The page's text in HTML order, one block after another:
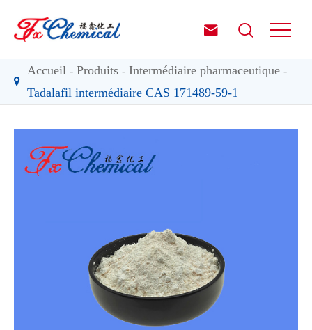
 
Accueil Produits
Intermédiaire pharmaceutique
Tadalafil intermédiaire CAS 171489-59-1